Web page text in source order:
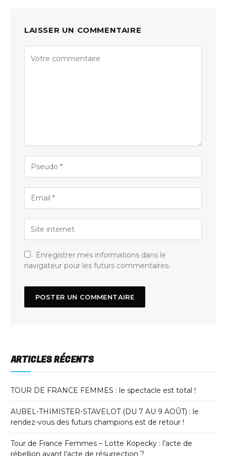
LAISSER UN COMMENTAIRE
Enregistrer mes informations dans le
navigateur pour les futurs commentaires.
ARTICLES RÉCENTS
TOUR DE FRANCE FEMMES : le spectacle est total !
AUBEL-THIMISTER-STAVELOT (DU 7 AU 9 AOÛT) : le
rendez-vous des futurs champions est de retour !
Tour de France Femmes – Lotte Kopecky : l’acte de
rébellion avant l’acte de résurrection ?